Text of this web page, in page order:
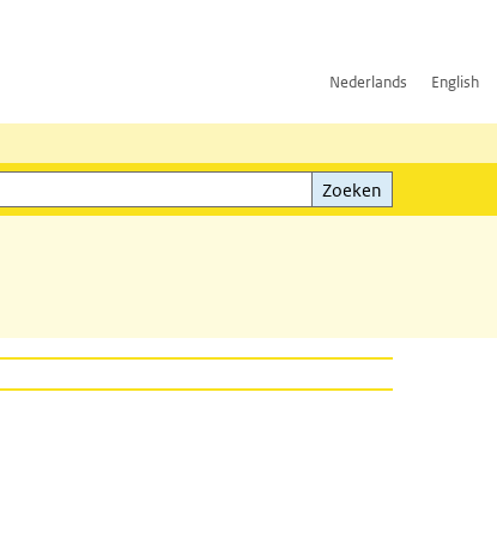
Nederlands English
Zoeken